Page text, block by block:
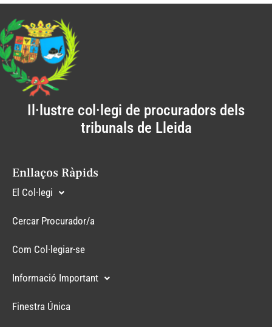
Il·lustre col·legi de procuradors dels
tribunals de Lleida
Enllaços Ràpids
El Col·legi
Cercar Procurador/a
Com Col·legiar-se
Informació Important
Finestra Única